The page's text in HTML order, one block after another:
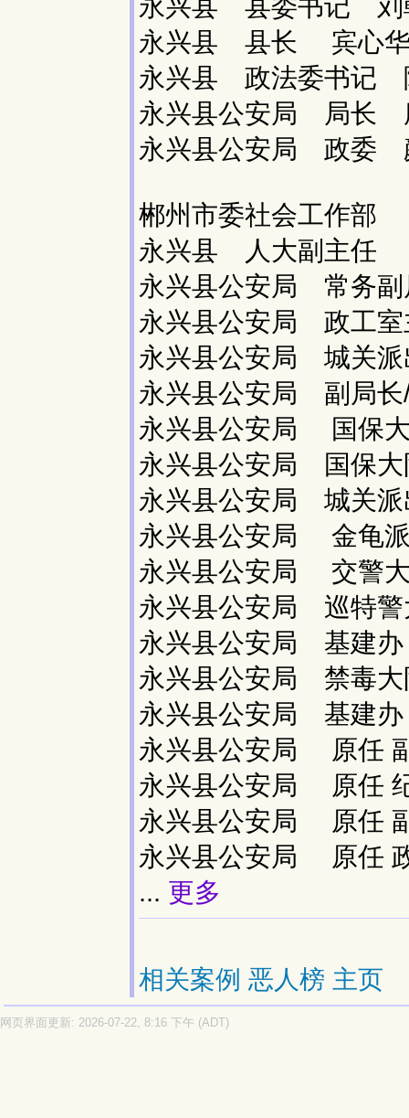
永兴县 县委书记
永兴县 县长 宾心
永兴县 政法委书
永兴县公安局 局
永兴县公安局 政
郴州市委社会工作
永兴县 人大副主
永兴县公安局 常务
永兴县公安局 政工
永兴县公安局 城关
永兴县公安局 副局
永兴县公安局 国保
永兴县公安局 国
永兴县公安局 城关
永兴县公安局 金龟
永兴县公安局 交警
永兴县公安局 巡特
永兴县公安局 基
永兴县公安局 禁毒
永兴县公安局 基
永兴县公安局 原任
永兴县公安局 原任
永兴县公安局 原任
永兴县公安局 原任
... 更多
相关案例 恶人榜 主页
网页界面更新: 2026-07-22, 8:16 下午 (ADT)